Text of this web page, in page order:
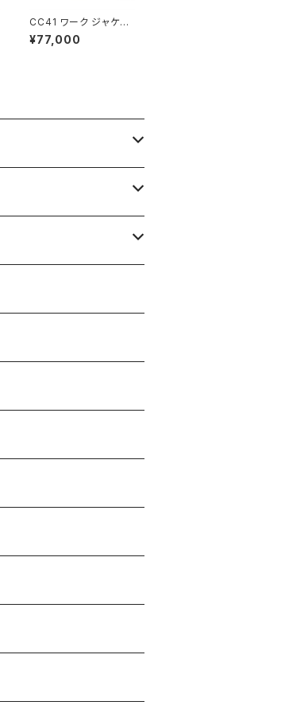
CC41 ワーク ジャケッ
ト British Chore Jac
ket 1941～1952
¥77,000